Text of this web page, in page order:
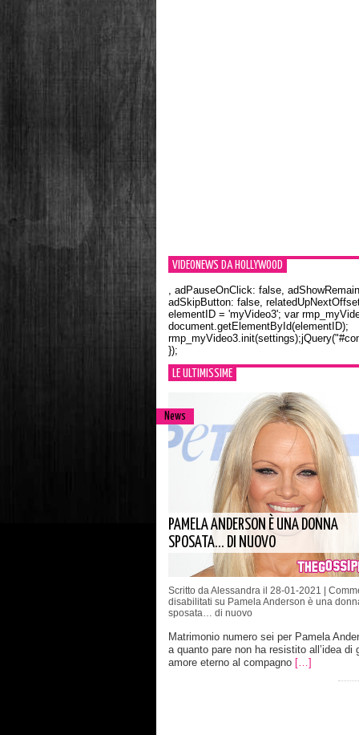
VIDEONEWS DA HOLLYWOOD
, adPauseOnClick: false,
adSkipButton: false,
elementID = 'myVideo3'; var
document.getElementById(elementID);
});
LE ULTIMISSIME
News
PAMELA ANDERSON È UNA DONNA
SPOSATA… DI NUOVO
Scritto da Alessandra il 28-01-2021 |
disabilitati su Pamela Anderson è una
sposata… di nuovo
Matrimonio numero sei per Pamela
a quanto pare non ha resistito all’idea di
amore eterno al compagno […]